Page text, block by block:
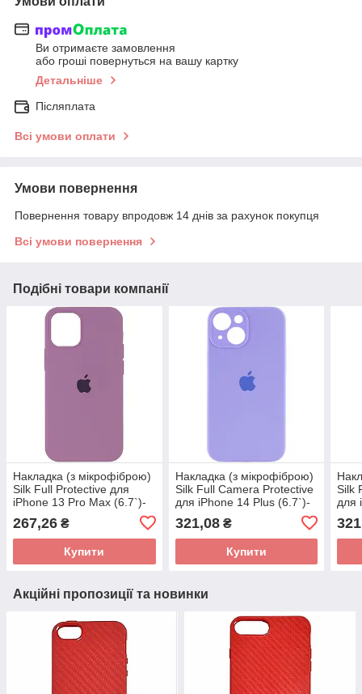
Ви отримаєте замовлення
або гроші повернуться на вашу картку
Детальніше
Післяплата
Всі умови оплати
Умови повернення
Повернення товару впродовж 14 днів за рахунок покупця
Всі умови повернення
Подібні товари компанії
Накладка (з мікрофіброю)
Silk Full Protective для
iPhone 13 Pro Max (6.7`)-
267,26 ₴
Купити
Накладка (з мікрофіброю)
Silk Full Camera Protective
для iPhone 14 Plus (6.7`)-
321,08₴
Купити
Silk
для
Акційні пропозиції та новинки